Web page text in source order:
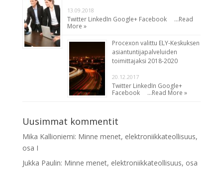
13.09.2018
Twitter LinkedIn Google+ Facebook …Read
More »
Procexon valittu ELY-Keskuksen
asiantuntijapalveluiden
toimittajaksi 2018-2020
20.12.2017
Twitter LinkedIn Google+
Facebook …Read More »
Uusimmat kommentit
Mika Kallioniemi: Minne menet, elektroniikkateollisuus,
osa I
Jukka Paulin: Minne menet, elektroniikkateollisuus, osa